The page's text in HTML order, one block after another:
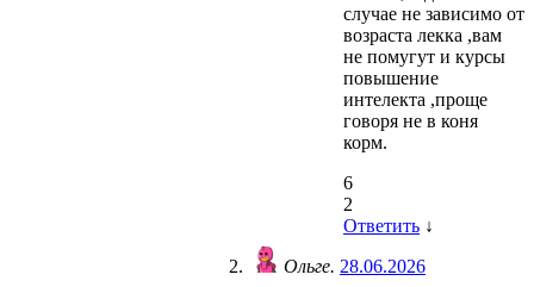
случае не зависимо от
возраста лекка ,вам
не помугут и курсы
повышение
интелекта ,проще
говоря не в коня
корм.
6
2
Ответить ↓
Ольге. 28.06.2026